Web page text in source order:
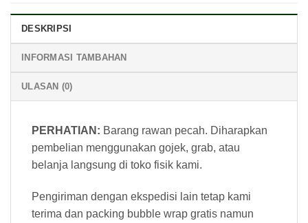
DESKRIPSI
INFORMASI TAMBAHAN
ULASAN (0)
PERHATIAN: Barang rawan pecah. Diharapkan
pembelian menggunakan gojek, grab, atau
belanja langsung di toko fisik kami.
Pengiriman dengan ekspedisi lain tetap kami
terima dan packing bubble wrap gratis namun